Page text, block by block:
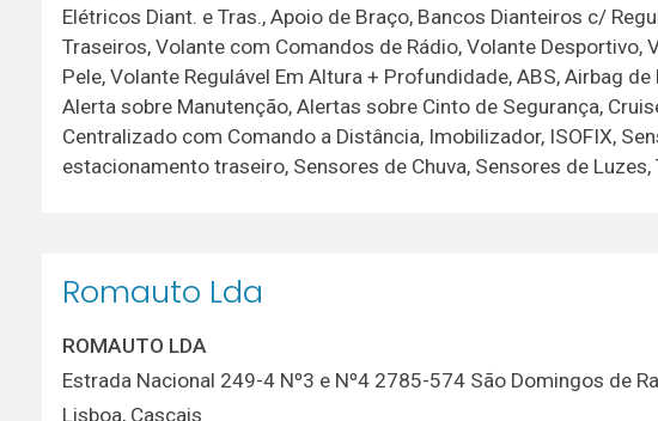
Elétricos Diant. e Tras., Apoio de Braço, Bancos Dianteiros c/
Traseiros, Volante com Comandos de Rádio, Volante
Pele, Volante Regulável Em Altura + Profundidade, ABS, Airbag
Alerta sobre Manutenção, Alertas sobre Cinto de Segurança,
Centralizado com Comando a Distância, Imobilizador, ISOFIX,
estacionamento traseiro, Sensores de Chuva, Sensores de
Romauto Lda
ROMAUTO LDA
Estrada Nacional 249-4 Nº3 e Nº4 2785-574 São Domingos de
Lisboa, Cascais